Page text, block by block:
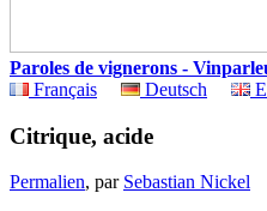
Paroles de vignerons -
Français
Deutsch
Citrique, acide
Permalien, par Sebastian Nickel